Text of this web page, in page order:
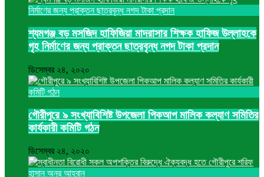
শ্যমগঞ্জ বড় মসজিদ হাফিজিয়া মাদরাসার শিক্ষক হাফিজ উল্লাহকে
গৃহ নির্মাণের জন্য প্রাক্তন ছাত্রবৃন্ধ নগদ টাকা প্রদান
ডিসেম্বর ২৪, ২০২০
গৌরীপুরে ৯ সংখ্যাবিশিষ্ট উপজেলা পিকআপ মালিক কল্যাণ সমিতির
কার্যকারী কমিটি গঠন
ডিসেম্বর ২৪, ২০২০